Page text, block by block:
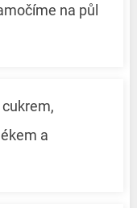
na půl
a